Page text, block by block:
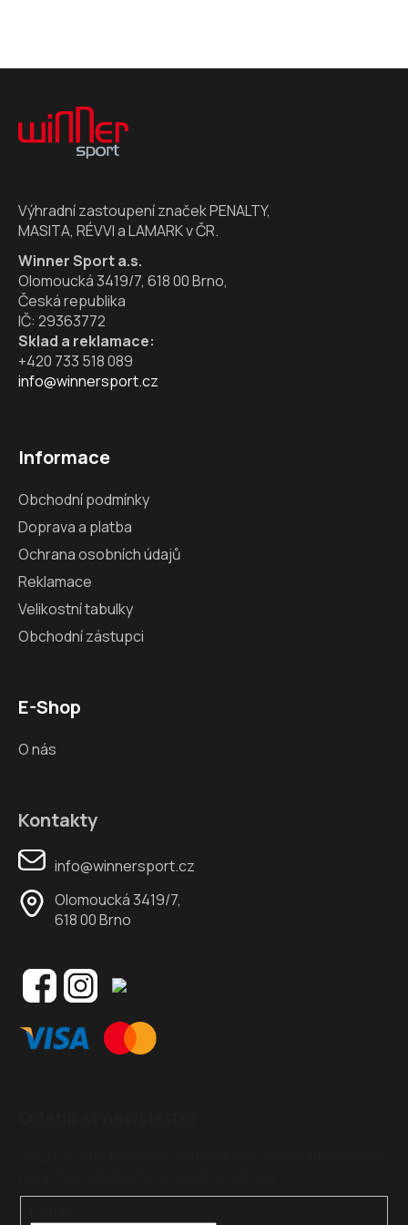
Z
Výhradní zastoupení značek PENALTY,
MASITA, RÉVVI a LAMARK v ČR.
Winner Sport a.s.
Olomoucká 3419/7, 618 00 Brno,
Česká republika
IČ: 29363772
Sklad a reklamace:
+420 733 518 089
info@winnersport.cz
Informace
Obchodní podmínky
Doprava a platba
Ochrana osobních údajů
Reklamace
Velikostní tabulky
Obchodní zástupci
E-Shop
O nás
Kontakty
info@winnersport.cz
Olomoucká 3419/7,
618 00 Brno